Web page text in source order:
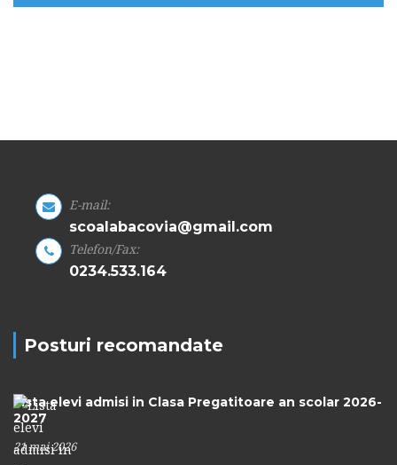
E-mail:
scoalabacovia@gmail.com
Telefon/Fax:
0234.533.164
Posturi recomandate
Lista elevi admisi in Clasa Pregatitoare an scolar 2026-
2027
21 mai 2026